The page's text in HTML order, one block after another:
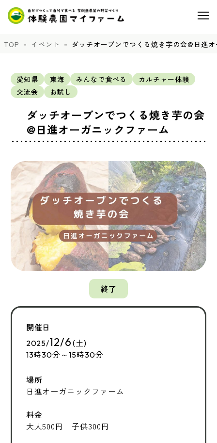
TOP イベント ダッチオーブンでつくる焼き芋の会@日進
愛知県 東海 みんなで食べる
カルチャー体験
交流会
お試し
ダッチオーブンでつくる焼き芋の会
@日進オーガニックファーム
終了
開催日
2025/12/6 (土)
13時30分～15時30分
場所
日進オーガニックファーム
料金
大人500円 子供300円